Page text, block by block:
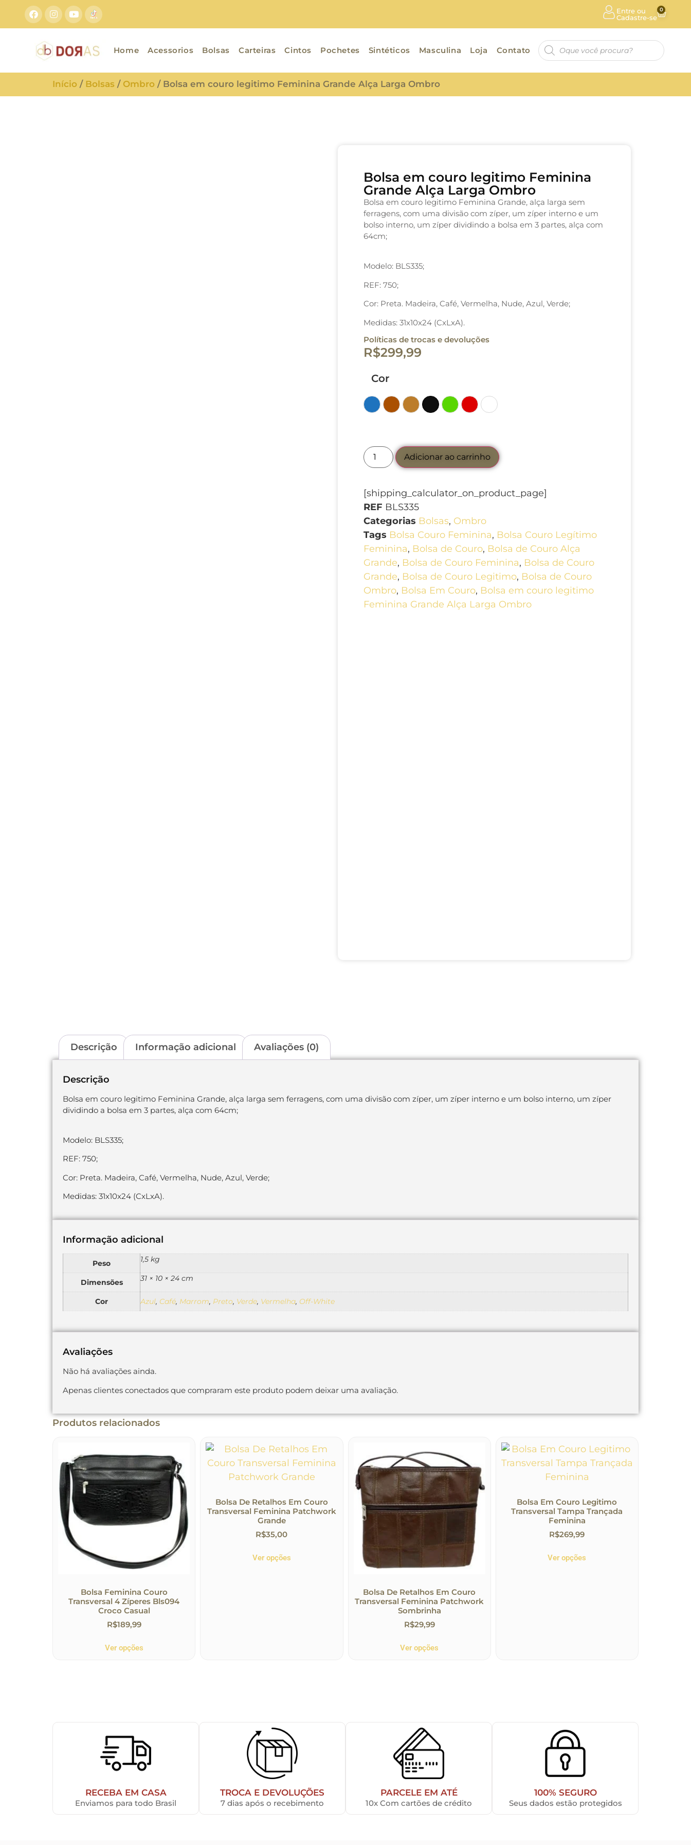
Entre ou
Cadastre-se
0
Home Acessorios Bolsas Carteiras Cintos Pochetes Sintéticos Masculina Loja Contato
Início / Bolsas / Ombro / Bolsa em couro legitimo Feminina Grande Alça Larga Ombro
Bolsa em couro legitimo Feminina
Grande Alça Larga Ombro
Bolsa em couro legitimo Feminina Grande, alça larga sem
ferragens, com uma divisão com zíper, um zíper interno e um
bolso interno, um zíper dividindo a bolsa em 3 partes, alça com
64cm;
Modelo: BLS335;
REF: 750;
Cor: Preta. Madeira, Café, Vermelha, Nude, Azul, Verde;
Medidas: 31x10x24 (CxLxA).
Políticas de trocas e devoluções
R$299,99
Cor
Azul CaféMarromPretoVerdeVermelhaOff-White
Adicionar ao carrinho
[shipping_calculator_on_product_page]
REF BLS335
Categorias Bolsas, Ombro
Tags Bolsa Couro Feminina, Bolsa Couro Legítimo
Feminina, Bolsa de Couro, Bolsa de Couro Alça
Grande, Bolsa de Couro Feminina, Bolsa de Couro
Grande, Bolsa de Couro Legitimo, Bolsa de Couro
Ombro, Bolsa Em Couro, Bolsa em couro legitimo
Feminina Grande Alça Larga Ombro
Descrição Informação adicional Avaliações (0)
Descrição
Bolsa em couro legitimo Feminina Grande, alça larga sem ferragens, com uma divisão com zíper, um zíper interno e um bolso interno, um zíper
dividindo a bolsa em 3 partes, alça com 64cm;
Modelo: BLS335;
REF: 750;
Cor: Preta. Madeira, Café, Vermelha, Nude, Azul, Verde;
Medidas: 31x10x24 (CxLxA).
Informação adicional
Peso 1,5 kg
Dimensões 31 × 10 × 24 cm
Cor Azul, Café, Marrom, Preto, Verde, Vermelha, Off-White
Avaliações
Não há avaliações ainda.
Apenas clientes conectados que compraram este produto podem deixar uma avaliação.
Produtos relacionados
Bolsa Feminina Couro
Transversal 4 Zíperes Bls094
Croco Casual
R$189,99
Ver opções
Bolsa De Retalhos Em Couro
Transversal Feminina Patchwork
Grande
R$35,00
Ver opções
Bolsa De Retalhos Em Couro
Transversal Feminina Patchwork
Sombrinha
R$29,99
Ver opções
Bolsa Em Couro Legitimo
Transversal Tampa Trançada
Feminina
R$269,99
Ver opções
RECEBA EM CASA
Enviamos para todo Brasil
TROCA E DEVOLUÇÕES
7 dias após o recebimento
PARCELE EM ATÉ
10x Com cartões de crédito
100% SEGURO
Seus dados estão protegidos